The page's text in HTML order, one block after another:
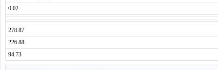
0.02
278.87
226.88
94.73